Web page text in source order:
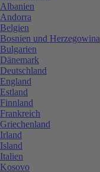
Albanien
Andorra
Belgien
Bosnien und Herzegowina
Bulgarien
Dänemark
Deutschland
England
Estland
Finnland
Frankreich
Griechenland
Irland
Island
Italien
Kosovo